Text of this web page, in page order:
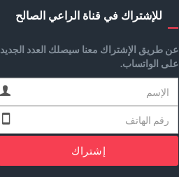
للإشتراك في قناة الراعي الصالح
عن طريق الإشتراك معنا سيصلك العدد الجديد
على الواتساب.
إشتراك